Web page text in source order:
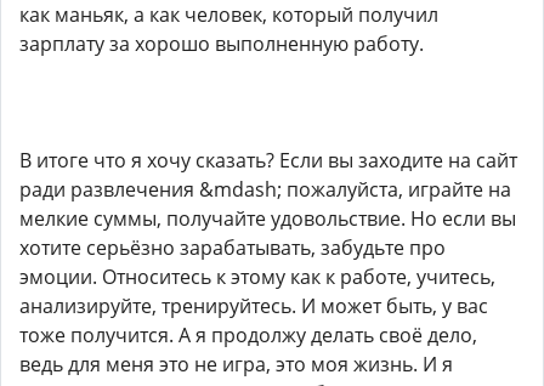
как маньяк, а как человек, который получил
зарплату за хорошо выполненную работу.
В итоге что я хочу сказать? Если вы заходите на сайт
ради развлечения &mdash; пожалуйста, играйте на
мелкие суммы, получайте удовольствие. Но если вы
хотите серьёзно зарабатывать, забудьте про
эмоции. Относитесь к этому как к работе, учитесь,
анализируйте, тренируйтесь. И может быть, у вас
тоже получится. А я продолжу делать своё дело,
ведь для меня это не игра, это моя жизнь. И я